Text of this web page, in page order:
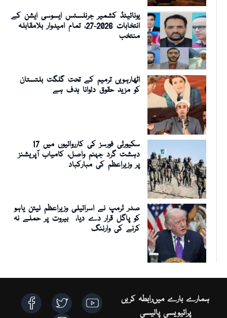
یونائیٹڈ کشمیر جرنلسٹس ایسوسی ایشن کے
انتخابات 2026-27، تمام امیدوار بلامقابلہ
منتخب
اٹھارہویں ترمیم کے تحت گلگت بلتستان
کو مزید حقوق دلوانا ہدف ہے
سکیورٹی فورسز کی کارروائیوں میں 17
دہشت گرد جہنم واصل، کامیاب آپریشنز
پر وزیراعظم کی مبارکباد
صدر ٹرمپ نے اسرائیلی وزیراعظم نیتن یاہو
کو پاگل قرار دے دیا، بیروت پر حملے نہ
کرنے کی وارننگ
رابطہ کریںہمارے بارے میں
پرائیویسی پالیسی